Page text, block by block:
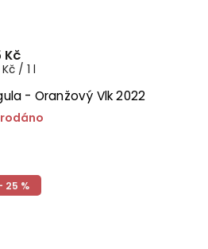
- Oranžový Vlk 2022
Kč
/ 1 l
25 %